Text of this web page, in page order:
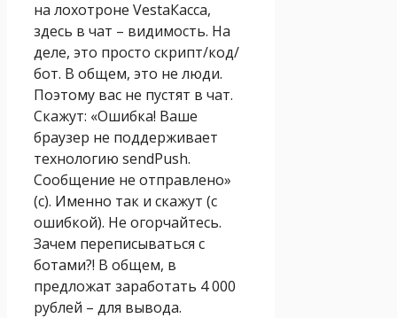
на лохотроне VestaКасса,
здесь в чат – видимость. На
деле, это просто скрипт/код/
бот. В общем, это не люди.
Поэтому вас не пустят в чат.
Скажут: «Ошибка! Ваше
браузер не поддерживает
технологию sendPush.
Сообщение не отправлено»
(с). Именно так и скажут (с
ошибкой). Не огорчайтесь.
Зачем переписываться с
ботами?! В общем, в
предложат заработать 4 000
рублей – для вывода.